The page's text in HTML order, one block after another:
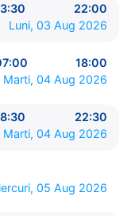
0:00
Dawes)
18:30 - 22:30
22:00
Luni, 03 Aug 2026
18:00
Marti, 04 Aug 2026
22:30
Marti, 04 Aug 2026
05 Aug 2026